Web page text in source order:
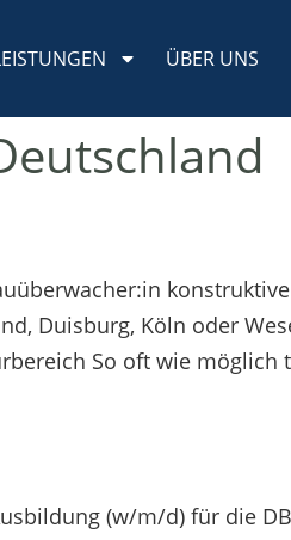
ÜBER UNS
Duisburg, Köln oder
So oft wie möglich
(w/m/d) für die